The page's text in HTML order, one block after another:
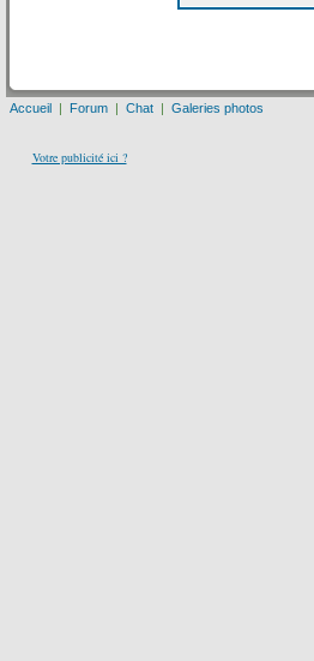
Accueil | Forum | Chat | Galeries photos
Votre publicité ici ?